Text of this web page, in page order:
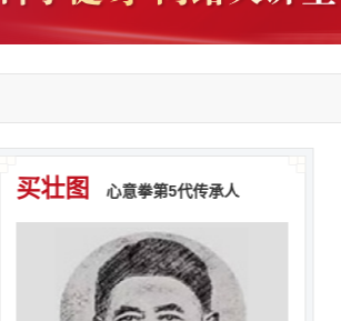
图 心意拳第5代传承人